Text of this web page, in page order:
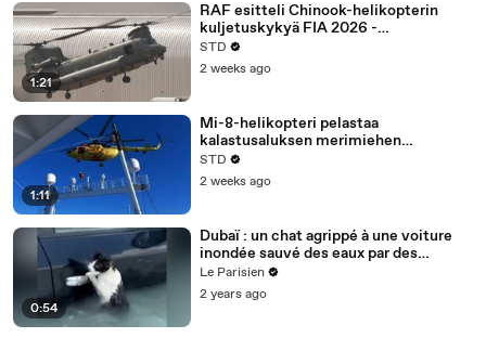
1:21
RAF esitteli Chinook-helikopterin
kuljetuskykyä FIA 2026 -
ilmailunäyttelyssä
STD
2 weeks ago
1:11
Mi-8-helikopteri pelastaa
kalastusaluksen merimiehen
Beringinmerellä
STD
2 weeks ago
0:54
Dubaï : un chat agrippé à une voiture
inondée sauvé des eaux par des
policiers
Le Parisien
2 years ago